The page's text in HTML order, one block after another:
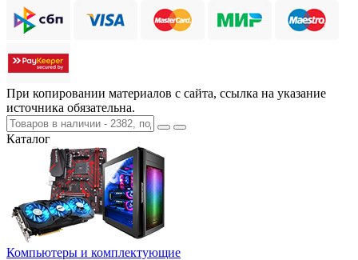
При копировании материалов с сайта, ссылка на указание
источника обязательна.
Каталог
Компьютеры и комплектующие